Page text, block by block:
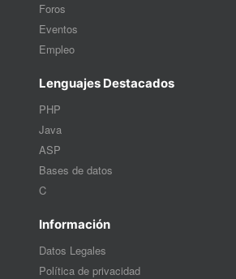
Foros
Eventos
Empleo
Lenguajes Destacados
PHP
Java
ASP
Bases de datos
C
Información
Datos Legales
Política de privacidad